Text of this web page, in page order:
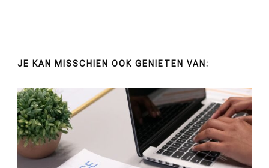
JE KAN MISSCHIEN OOK GENIETEN VAN: